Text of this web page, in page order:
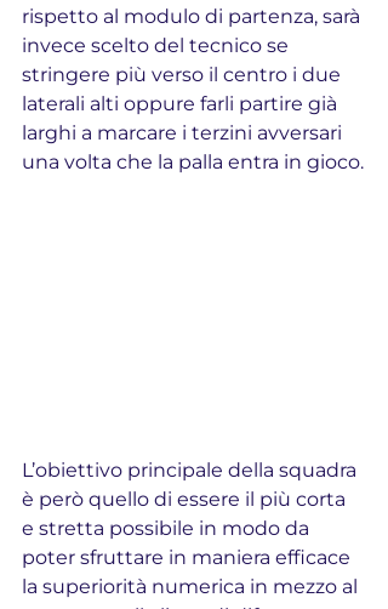
rispetto al modulo di partenza, sarà
invece scelto del tecnico se
stringere più verso il centro i due
laterali alti oppure farli partire già
larghi a marcare i terzini avversari
una volta che la palla entra in gioco.
L’obiettivo principale della squadra
è però quello di essere il più corta
e stretta possibile in modo da
poter sfruttare in maniera efficace
la superiorità numerica in mezzo al